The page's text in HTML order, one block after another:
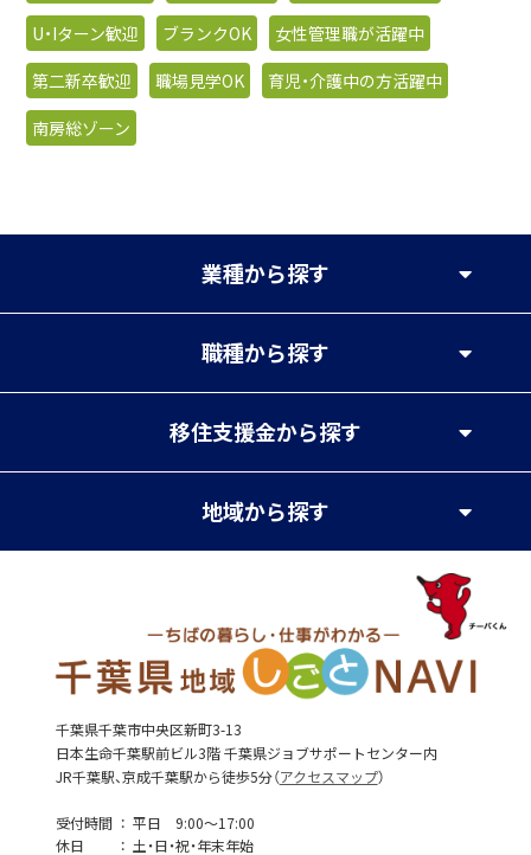
U・Iターン歓迎
ブランクOK
女性管理職が活躍中
第二新卒歓迎
職場見学OK
育児・介護中の方活躍中
南房総ゾーン
業種から探す
職種から探す
移住支援金から探す
地域から探す
千葉県千葉市中央区新町3-13
日本生命千葉駅前ビル3階 千葉県ジョブサポートセンター内
JR千葉駅、京成千葉駅から徒歩5分（アクセスマップ）
受付時間
平日 9:00～17:00
休日
土・日・祝・年末年始